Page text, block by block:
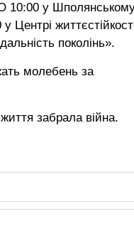
О 10:00 у
Центрі
поколінь».
молебень за
забрала війна.